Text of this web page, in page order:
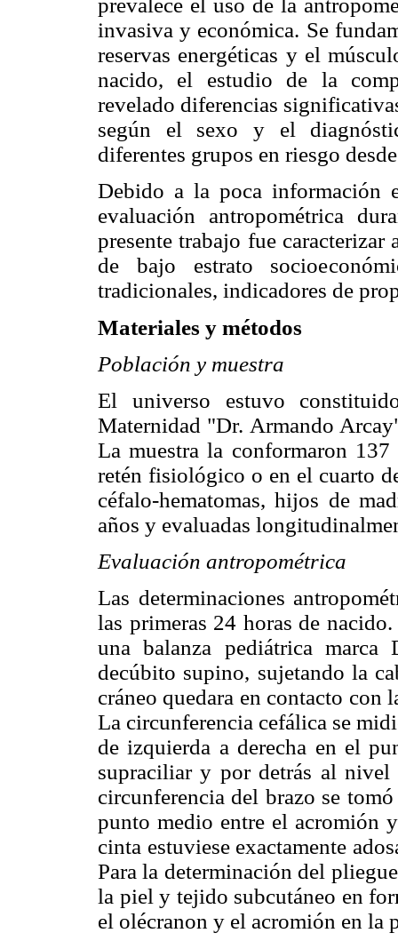
prevalece el uso de la
invasiva y económica. Se
reservas energéticas y el
nacido, el estudio de la
revelado diferencias
según el sexo y el
diferentes grupos en riesgo
Debido a la poca información
evaluación antropométrica
presente trabajo fue
de bajo estrato
tradicionales, indicadores de
Materiales y métodos
Población y muestra
El universo estuvo
Maternidad "Dr. Armando
La muestra la conformaron
retén fisiológico o en el cuarto
céfalo-hematomas, hijos de
años y evaluadas
Evaluación antropométrica
Las determinaciones
las primeras 24 horas de
una balanza pediátrica
decúbito supino, sujetando la
cráneo quedara en contacto
La circunferencia cefálica se
de izquierda a derecha en el
supraciliar y por detrás al
circunferencia del brazo se
punto medio entre el acromión
cinta estuviese exactamente
Para la determinación del
la piel y tejido subcutáneo en
el olécranon y el acromión en la